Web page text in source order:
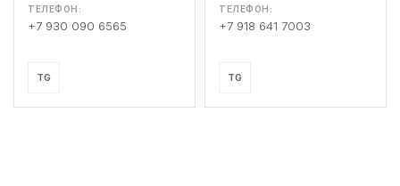
ТЕЛЕФОН:
+7 930 090 6565
TG
ТЕЛЕФОН:
+7 918 641 7003
TG